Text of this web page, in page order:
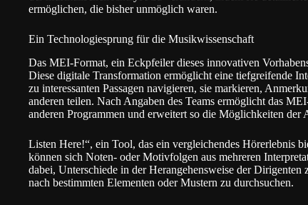
ermöglichen, die bisher unmöglich waren.
Ein Technologiesprung für die Musikwissenschaft
Das MEI-Format, ein Eckpfeiler dieses innovativen
Diese digitale Transformation ermöglicht eine tiefgreifende
zu interessanten Passagen navigieren, sie markieren,
anderen teilen. Nach Angaben des Teams ermöglicht das
anderen Programmen und erweitert so die Möglichkeiten der
Listen Here!“, ein Tool, das ein vergleichendes Hörerlebnis
können sich Noten- oder Motivfolgen aus mehreren
dabei, Unterschiede in der Herangehensweise der
nach bestimmten Elementen oder Mustern zu durchsuchen.